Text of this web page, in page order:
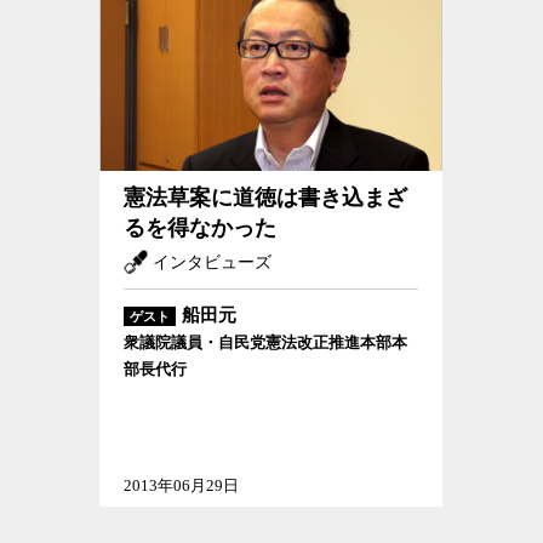
憲法草案に道徳は書き込まざ
るを得なかった
インタビューズ
ゲスト 船田元
衆議院議員・自民党憲法改正推進本部本
部長代行
2013年06月29日